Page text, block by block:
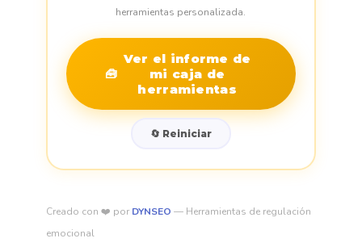
herramientas personalizada.
🧰
Ver el informe de
mi caja de
herramientas
🔄 Reiniciar
Creado con ❤️ por DYNSEO — Herramientas de regulación
emocional